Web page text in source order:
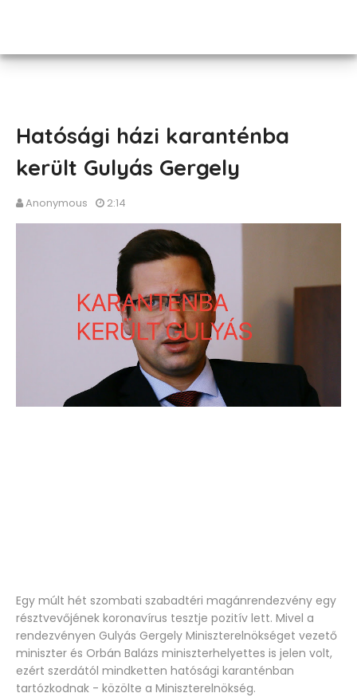
Hatósági házi karanténba
került Gulyás Gergely
Anonymous 2:14
Egy múlt hét szombati szabadtéri magánrendezvény egy
résztvevőjének koronavírus tesztje pozitív lett. Mivel a
rendezvényen Gulyás Gergely Miniszterelnökséget vezető
miniszter és Orbán Balázs miniszterhelyettes is jelen volt,
ezért szerdától mindketten hatósági karanténban
tartózkodnak - közölte a Miniszterelnökség.